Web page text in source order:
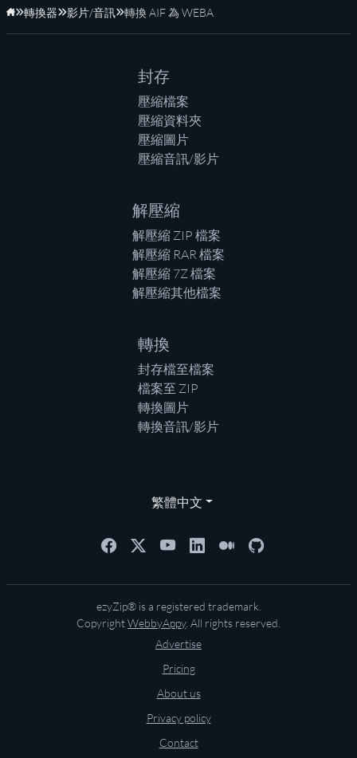
首頁
轉換器 影片/音訊 轉換 AIF 為 WEBA
封存
壓縮檔案
壓縮資料夾
壓縮圖片
壓縮音訊/影片
解壓縮
解壓縮 ZIP 檔案
解壓縮 RAR 檔案
解壓縮 7Z 檔案
解壓縮其他檔案
轉換
封存檔至檔案
檔案至 ZIP
轉換圖片
轉換音訊/影片
繁體中文
ezyZip® is a registered trademark.
CopyrightWebbyAppy. All rights reserved.
Advertise
Pricing
About us
Privacy policy
Contact